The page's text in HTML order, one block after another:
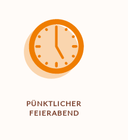
PÜNKTLICHER
FEIERABEND